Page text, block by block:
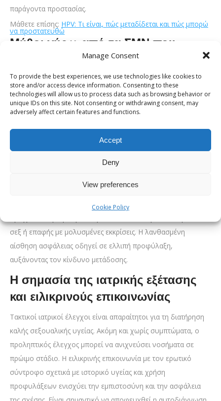
Manage Consent
To provide the best experiences, we use technologies like cookies to
store and/or access device information. Consenting to these
technologies will allow us to process data such as browsing behavior or
unique IDs on this site. Not consenting or withdrawing consent, may
adversely affect certain features and functions.
Accept
Deny
View preferences
Cookie Policy
παράγοντα προστασίας.
Μάθετε επίσης: HPV: Τι είναι, πώς μεταδίδεται και πώς μπορώ
να προστατευθώ
Μύθοι γύρω από τα ΣΜΝ που
δημιουργούν παρερμηνείες
Υπάρχουν πολλοί μύθοι που επηρεάζουν αρνητικά την
αντίληψη των ατόμων για τις ΣΜΝ. Ένας κοινός μύθος είναι
ότι οι ΣΜΝ αφορούν μόνο “ανεύθυνα” ή “επικίνδυνα” άτομα,
διαδεδομένος μύθος είναι ότι μια σταθερή σχέση αποκλείει
τον κίνδυνο μόλυνσης. Η πραγματικότητα δείχνει ότι οιΣΜΝ
μπορούν να παραμείνουν ασυμπτωματικές για μεγάλο
πολλούς συντρόφους. Ακόμη, αρκετοί πιστεύουν πως μόνο
μέσω διείσδυσης μπορεί να υπάρξει μετάδοση, ενώ στην
σεξ ή επαφής με μολυσμένες εκκρίσεις. Η λανθασμένη
αίσθηση ασφάλειας οδηγεί σε ελλιπή προφύλαξη,
αυξάνοντας τον κίνδυνο μετάδοσης.
Η σημασία της ιατρικής εξέτασης
και ειλικρινούς επικοινωνίας
Τακτικοί ιατρικοί έλεγχοι είναι απαραίτητοι για τη διατήρηση
καλής σεξουαλικής υγείας. Ακόμη και χωρίς συμπτώματα, ο
προληπτικός έλεγχος μπορεί να ανιχνεύσει νοσήματα σε
πρώιμο στάδιο. Η ειλικρινής επικοινωνία με τον ερωτικό
σύντροφο σχετικά με ιστορικό υγείας και χρήση
προφυλάξεων ενισχύει την εμπιστοσύνη και την ασφάλεια